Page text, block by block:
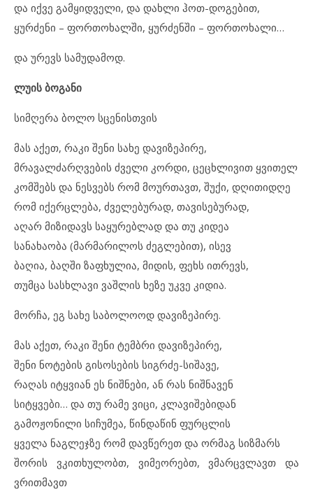
და იქვე გამყიდველი, და დახლი ჰოთ-დოგებით,
ყურძენი – ფორთოხალში, ყურძენში – ფორთოხალი…
და ურევს სამუდამოდ.
ლუის ბოგანი
სიმღერა ბოლო სცენისთვის
მას აქეთ, რაკი შენი სახე დავიზეპირე,
მრავალძარღვების ძველი კორდი, ცეცხლივით ყვითელ
კომშებს და ნესვებს რომ მოურთავთ, შუქი, დღითიდღე
რომ იქერცლება, ძველებურად, თავისებურად,
აღარ მიზიდავს საყურებლად და თუ კიდეა
სანახაობა (მარმარილოს ძეგლებით), ისევ
ბაღია, ბაღში ზაფხულია, მიდის, ფეხს ითრევს,
თუმცა სასხლავი ვაშლის ხეზე უკვე კიდია.
მორჩა, ეგ სახე საბოლოოდ დავიზეპირე.
მას აქეთ, რაკი შენი ტემბრი დავიზეპირე,
შენი ნოტების გისოსების სიგრძე-სიშავე,
რაღას იტყვიან ეს ნიშნები, ან რას ნიშნავენ
სიტყვები… და თუ რამე ვიცი, კლავიშებიდან
გამოჟონილი სიჩუმეა, წინდაწინ ფურცლის
ყველა ნაგლეჯზე რომ დავწერეთ და ორმაგ სიზმარს
შორის ვკითხულობთ, ვიმეორებთ, ვმარცვლავთ და
ვრითმავთ